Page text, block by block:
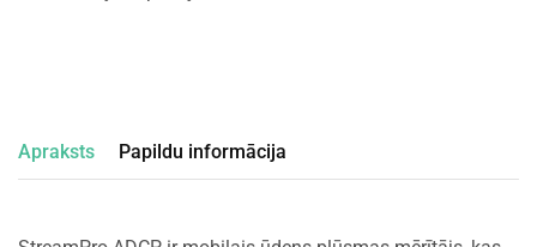
Apraksts Papildu informācija